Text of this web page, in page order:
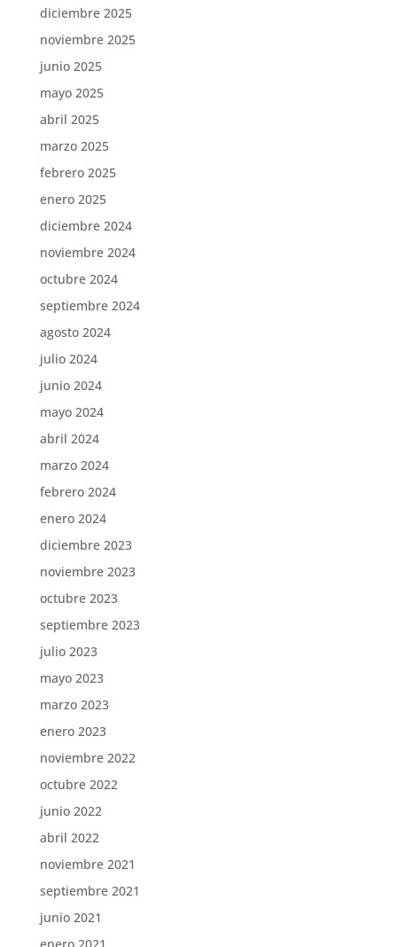
diciembre 2025
noviembre 2025
junio 2025
mayo 2025
abril 2025
marzo 2025
febrero 2025
enero 2025
diciembre 2024
noviembre 2024
octubre 2024
septiembre 2024
agosto 2024
julio 2024
junio 2024
mayo 2024
abril 2024
marzo 2024
febrero 2024
enero 2024
diciembre 2023
noviembre 2023
octubre 2023
septiembre 2023
julio 2023
mayo 2023
marzo 2023
enero 2023
noviembre 2022
octubre 2022
junio 2022
abril 2022
noviembre 2021
septiembre 2021
junio 2021